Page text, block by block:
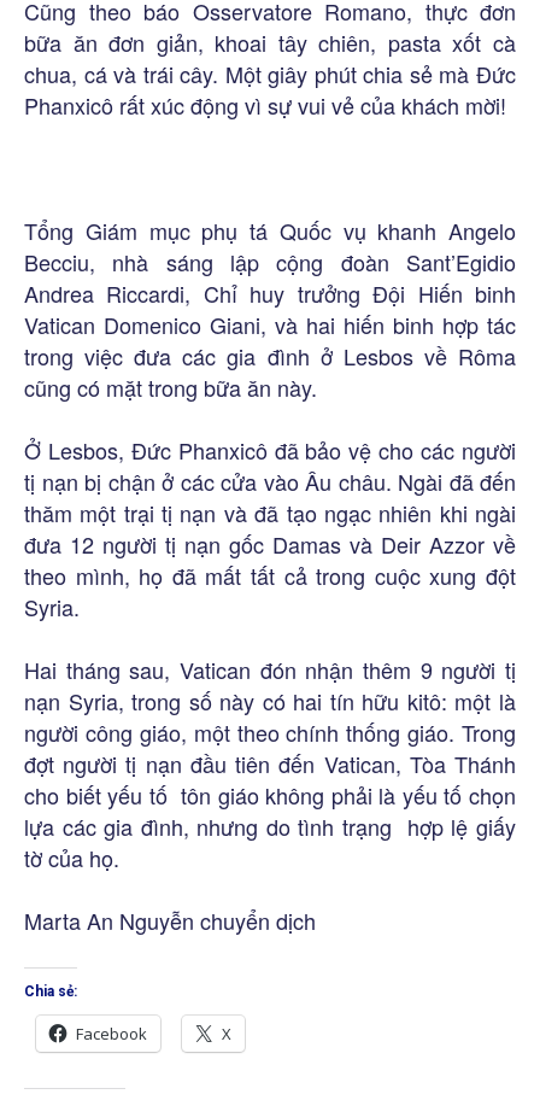
Cũng theo báo Osservatore Romano, thực đơn
bữa ăn đơn giản, khoai tây chiên, pasta xốt cà
chua, cá và trái cây. Một giây phút chia sẻ mà Đức
Phanxicô rất xúc động vì sự vui vẻ của khách mời!
Tổng Giám mục phụ tá Quốc vụ khanh Angelo
Becciu, nhà sáng lập cộng đoàn Sant’Egidio
Andrea Riccardi, Chỉ huy trưởng Đội Hiến binh
Vatican Domenico Giani, và hai hiến binh hợp tác
trong việc đưa các gia đình ở Lesbos về Rôma
cũng có mặt trong bữa ăn này.
Ở Lesbos, Đức Phanxicô đã bảo vệ cho các người
tị nạn bị chận ở các cửa vào Âu châu. Ngài đã đến
thăm một trại tị nạn và đã tạo ngạc nhiên khi ngài
đưa 12 người tị nạn gốc Damas và Deir Azzor về
theo mình, họ đã mất tất cả trong cuộc xung đột
Syria.
Hai tháng sau, Vatican đón nhận thêm 9 người tị
nạn Syria, trong số này có hai tín hữu kitô: một là
người công giáo, một theo chính thống giáo. Trong
đợt người tị nạn đầu tiên đến Vatican, Tòa Thánh
cho biết yếu tố tôn giáo không phải là yếu tố chọn
lựa các gia đình, nhưng do tình trạng hợp lệ giấy
tờ của họ.
Marta An Nguyễn chuyển dịch
Chia sẻ:
Facebook X